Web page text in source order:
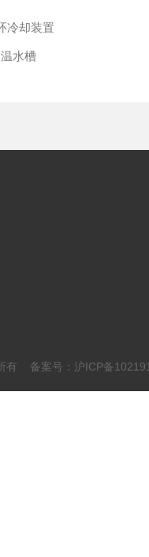
冷却装置
水槽
有 备案号：沪ICP备